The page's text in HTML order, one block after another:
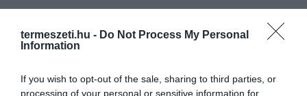
termeszeti.hu - Do Not Process My Personal
Information
If you wish to opt-out of the sale, sharing to third parties, or
processing of your personal or sensitive information for